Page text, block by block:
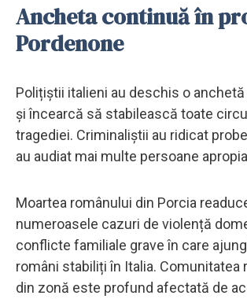
Ancheta continuă în
Pordenone
Polițiștii italieni au deschis o
și încearcă să stabilească toate
tragediei. Criminaliștii au ridicat
au audiat mai multe persoane
Moartea românului din Porcia
numeroasele cazuri de violență
conflicte familiale grave în care
români stabiliți în Italia. Comunitatea
din zonă este profund afectată de